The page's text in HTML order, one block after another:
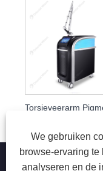
We gebruiken
browse-ervaring
analyseren en de